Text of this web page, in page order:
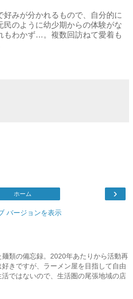
好みが分かれるもので、自分的に
民のように幼少期からの体験がな
もわかず…。複数回訪ねて愛着も
›
ホーム
バージョンを表示
類の備忘録。2020年あたりから活動再
好きですが、ラーメン屋を目指して自由
活ではないので、生活圏の尾張地域の店